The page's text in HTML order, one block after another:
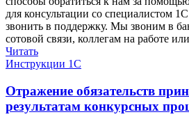
для консультации со специалистом
звонить в поддержку. Мы звоним в
сотовой связи, коллегам на работе
Читать
Инструкции 1С
Отражение обязательств
результатам конкурсных